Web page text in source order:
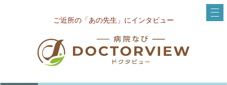
ご近所の「あの先生」にインタビュー